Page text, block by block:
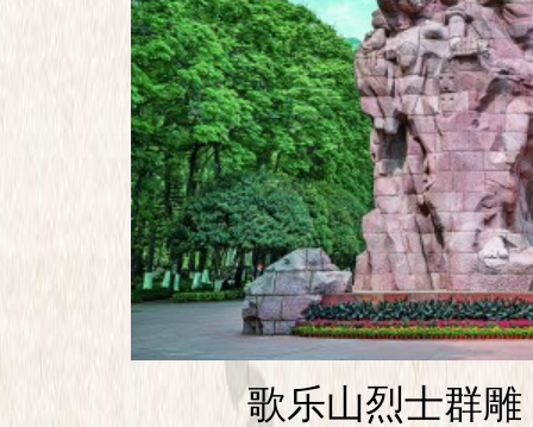
歌乐山烈士群雕